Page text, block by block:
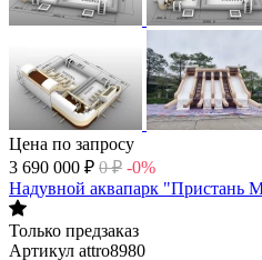
Цена по запросу
3 690 000 ₽ 0 ₽ -0%
Надувной аквапарк "Пристань
Только предзаказ
Артикул attro8980